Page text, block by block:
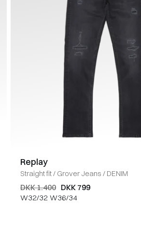
Replay
Straight fit/ Grover Jeans / DENIM
DKK 1.400 DKK 799
W32/32 W36/34